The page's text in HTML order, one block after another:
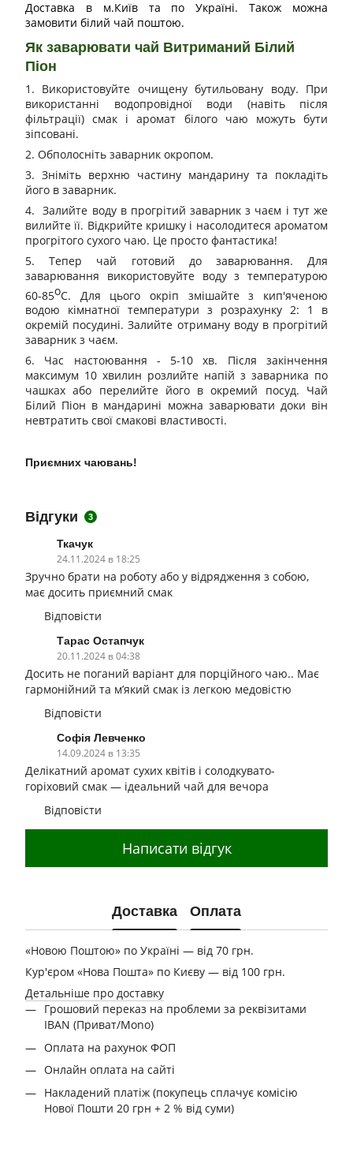
Доставка в м.Київ та по Україні. Також можна
замовити білий чай поштою.
Як заварювати чай Витриманий Білий
Піон
1. Використовуйте очищену бутильовану воду. При
використанні водопровідної води (навіть після
фільтрації) смак і аромат білого чаю можуть бути
зіпсовані.
2. Обполосніть заварник окропом.
3. Зніміть верхню частину мандарину та покладіть
його в заварник.
4. Залийте воду в прогрітий заварник з чаєм і тут же
вилийте її. Відкрийте кришку і насолодитеся ароматом
прогрітого сухого чаю. Це просто фантастика!
5. Тепер чай готовий до заварювання. Для
заварювання використовуйте воду з температурою
60-85оС. Для цього окріп змішайте з кип'яченою
водою кімнатної температури з розрахунку 2: 1 в
окремій посудині. Залийте отриману воду в прогрітий
заварник з чаєм.
6. Час настоювання - 5-10 хв. Після закінчення
максимум 10 хвилин розлийте напій з заварника по
чашках або перелийте його в окремий посуд. Чай
Білий Піон в мандарині можна заварювати доки він
невтратить свої смакові властивості.
Приємних чаювань!
Відгуки 3
Ткачук
24.11.2024 в 18:25
Зручно брати на роботу або у відрядження з собою,
має досить приємний смак
Відповісти
Тарас Остапчук
20.11.2024 в 04:38
Досить не поганий варіант для порційного чаю.. Має
гармонійний та м’який смак із легкою медовістю
Відповісти
Софія Левченко
14.09.2024 в 13:35
Делікатний аромат сухих квітів і солодкувато-
горіховий смак — ідеальний чай для вечора
Відповісти
Написати відгук
Доставка Оплата
«Новою Поштою» по Україні — від 70 грн.
Кур'єром «Нова Пошта» по Києву — від 100 грн.
Детальніше про доставку
Грошовий переказ на проблеми за реквізитами
IBAN (Приват/Mono)
Оплата на рахунок ФОП
Онлайн оплата на сайті
Накладений платіж (покупець сплачує комісію
Нової Пошти 20 грн + 2 % від суми)